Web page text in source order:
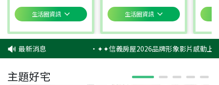
生活圈資訊 生活圈資訊
最新消息 ‧✦✦信義房屋2026品牌形象影片感動上
主題好宅